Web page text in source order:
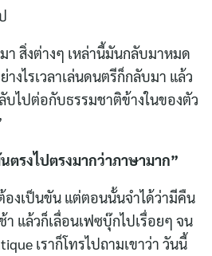
สิ่งต่างๆ เหล่านี้มันกลับมาหมด
างไรเวลาเล่นดนตรีก็กลับมา แล้ว
บไปต่อกับธรรมชาติข้างในของตัว
ตรงไปตรงมากว่าภาษามาก”
ต้องเป็นขัน แต่ตอนนั้นจำได้ว่ามีคืน
า แล้วก็เลื่อนเฟซบุ๊กไปเรื่อยๆ จน
เราก็โทรไปถามเขาว่า วันนี้